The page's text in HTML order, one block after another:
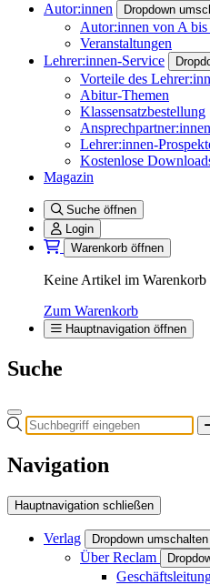
Autor:innen
Dropdown
Autor:innen von A bis
Veranstaltungen
Lehrer:innen-Service
Vorteile des
Abitur-Themen
Klassensatzbestellung
Ansprechpartner:innen
Lehrer:innen-
Kostenlose
Magazin
Suche öffnen
Login
Warenkorb öffnen
Keine Artikel im Warenkorb
Zum Warenkorb
Hauptnavigation öffnen
Suche
Navigation
Hauptnavigation schließen
Verlag Dropdown umschalten
Über Reclam